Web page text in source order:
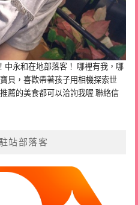
中永和在地部落客！ 哪裡有我，哪
貝，喜歡帶著孩子用相機探索世
薦的美食都可以洽詢我喔 聯絡信
站部落客